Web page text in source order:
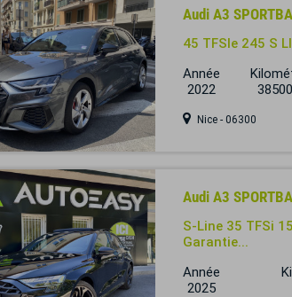
Audi A3
45 TFSIe 245 S
Année
2022
Nice - 06300
Audi A3
S-Line 35 TFSi
Garantie...
Année
2025